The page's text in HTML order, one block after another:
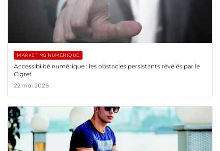
MARKETING NUMÉRIQUE
Accessibilité numérique : les obstacles persistants révélés par le
Cigref
22 mai 2026